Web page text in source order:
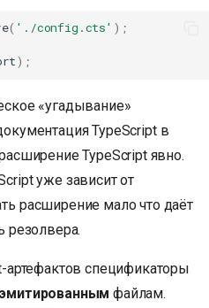
( './config.cts' );
);
«угадывание»
TypeScript в
TypeScript явно.
уже зависит от
расширение мало что даёт
резолвера.
спецификаторы
эмитированным файлам.